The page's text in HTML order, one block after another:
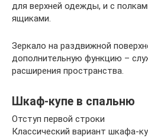
для верхней одежды, и с
ящиками.
Зеркало на раздвижной
дополнительную функцию –
расширения пространства.
Шкаф-купе в спальню
Отступ первой строки
Классический вариант шкафа-